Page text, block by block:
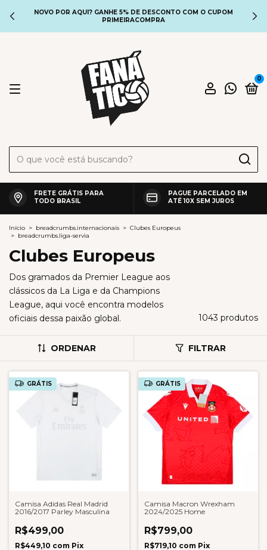
NOVO POR AQUI? GANHE 5% DE DESCONTO COM O CUPOM
PRIMEIRACOMPRA
0
FRETE GRÁTIS PARA
TODO BRASIL
PAGUE PARCELADO EM
ATÉ 10X SEM JUROS
Início > breadcrumbs.internacionais > Clubes Europeus
> breadcrumbs.liga-servia
Clubes Europeus
Dos gramados da Premier League aos
clássicos da La Liga e da Champions
League, aqui você encontra modelos
oficiais dessa paixão global.
1043 produtos
ORDENAR FILTRAR
GRÁTIS
Camisa Adidas Real Madrid
2016/2017 Parley Masculina
R$499,00
R$449,10 com Pix
GRÁTIS
Camisa Macron Wrexham
2024/2025 Home
R$799,00
R$719,10 com Pix